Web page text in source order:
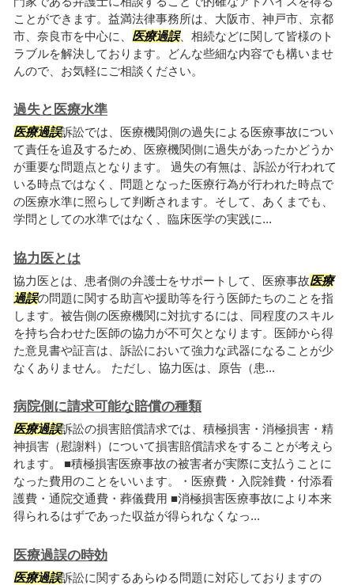
ことができます。益満法律事務所は、大阪市、神戸市、京都
市、奈良市を中心に、 医療過誤、相続などに関して皆様のト
ラブルを解決しております。どんな些細な内容でも構いませ
んので、お気軽にご相談ください。
過失と医療水準
医療過誤訴訟では、医療機関側の過失による医療事故につい
て責任を追及するため、医療機関側に過失があったかどうか
が重要な問題点となります。 過失の有無は、訴訟が行われて
いる時点ではなく、問題となった医療行為が行われた時点で
の医療水準に照らして判断されます。そして、あくまでも、
学問としての水準ではなく、臨床医学の実践に...
協力医とは
協力医とは、患者側の弁護士をサポートして、医療事故医療
過誤の問題に関する助言や援助等を行う医師たちのことを指
します。被告側の医療機関に対抗するには、同程度のスキル
を持ち合わせた医師の協力が不可欠となります。医師から得
た意見書や証言は、訴訟において強力な武器になることが少
なくありません。 ただし、協力医は、原告（患...
病院側に請求可能な賠償の種類
医療過誤訴訟の損害賠償請求では、積極損害・消極損害・精
神損害（慰謝料）について損害賠償請求をすることが考えら
れます。 ■積極損害医療事故の被害者が実際に支払うことに
なった費用のことをいいます。・医療費・入院雑費・付添看
護費・通院交通費・葬儀費用 ■消極損害医療事故により本来
得られるはずであった収益が得られなくなっ...
医療過誤の時効
医療過誤訴訟に関するあらゆる問題に対応しておりますの